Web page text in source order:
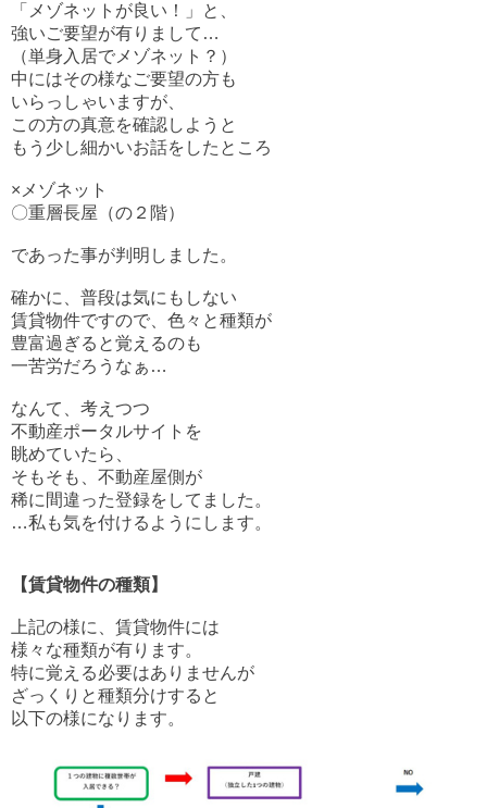
「メゾネットが良い！」と、
強いご要望が有りまして…
（単身入居でメゾネット？）
中にはその様なご要望の方も
いらっしゃいますが、
この方の真意を確認しようと
もう少し細かいお話をしたところ
×メゾネット
〇重層長屋（の２階）
であった事が判明しました。
確かに、普段は気にもしない
賃貸物件ですので、色々と種類が
豊富過ぎると覚えるのも
一苦労だろうなぁ…
なんて、考えつつ
不動産ポータルサイトを
眺めていたら、
そもそも、不動産屋側が
稀に間違った登録をしてました。
…私も気を付けるようにします。
【賃貸物件の種類】
上記の様に、賃貸物件には
様々な種類が有ります。
特に覚える必要はありませんが
ざっくりと種類分けすると
以下の様になります。